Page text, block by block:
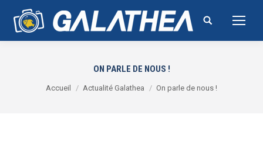
Search:
ON PARLE DE NOUS !
Vous êtes ici :
Accueil Actualité Galathea On parle de nous !